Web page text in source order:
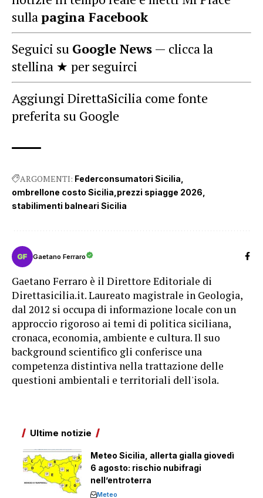
sullapagina Facebook
Seguici su Google News — clicca la
stellina ★ per seguirci
Aggiungi DirettaSicilia come fonte
preferita su Google
ARGOMENTI: Federconsumatori Sicilia
ombrellone costo Sicilia prezzi spiagge 2026
stabilimenti balneari Sicilia
Gaetano Ferraro
Gaetano Ferraro è il Direttore Editoriale di
Direttasicilia.it. Laureato magistrale in Geologia,
dal 2012 si occupa di informazione locale con un
approccio rigoroso ai temi di politica siciliana,
cronaca, economia, ambiente e cultura. Il suo
background scientifico gli conferisce una
competenza distintiva nella trattazione delle
questioni ambientali e territoriali dell'isola.
Ultime notizie
Meteo Sicilia, allerta gialla giovedì
6 agosto: rischio nubifragi
nell’entroterra
Meteo